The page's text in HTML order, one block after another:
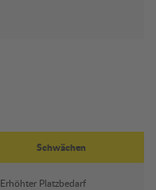
Schwächen
Erhöhter Platzbedarf